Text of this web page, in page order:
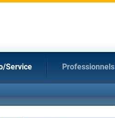
Service Professionnels